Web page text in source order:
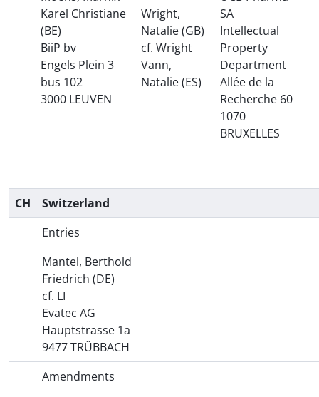
Karel Christiane
(BE)
BiiP bv
Engels Plein 3
bus 102
3000 LEUVEN
Wright,
Natalie (GB)
cf. Wright
Vann,
Natalie (ES)
SA
Intellectual
Property
Department
Allée de la
Recherche 60
1070
BRUXELLES
CH
Switzerland
Entries
Mantel, Berthold
Friedrich (DE)
cf. LI
Evatec AG
Hauptstrasse 1a
9477 TRÜBBACH
Amendments